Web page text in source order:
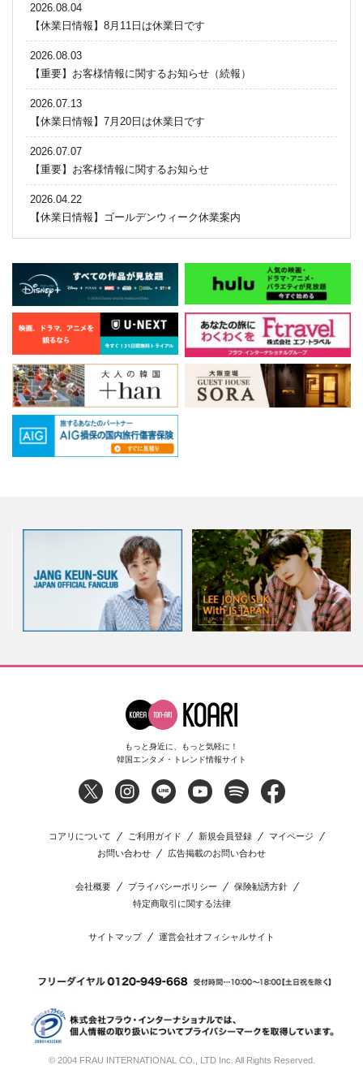
2026.08.04
【休業日情報】8月11日は休業日です
2026.08.03
【重要】お客様情報に関するお知らせ（続報）
2026.07.13
【休業日情報】7月20日は休業日です
2026.07.07
【重要】お客様情報に関するお知らせ
2026.04.22
【休業日情報】ゴールデンウィーク休業案内
もっと身近に、もっと気軽に！
韓国エンタメ・トレンド情報サイト
コアリについて ご利用ガイド 新規会員登録
マイページ
お問い合わせ
広告掲載のお問い合わせ
会社概要 プライバシーポリシー
保険勧誘方針
特定商取引に関する法律
サイトマップ 運営会社オフィシャルサイト
© 2004 FRAU INTERNATIONAL CO., LTD Inc. All Rights Reserved.